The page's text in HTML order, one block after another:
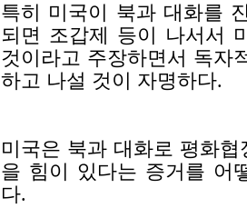
특히 미국이 북과 대화를
되면 조갑제 등이 나서서
것이라고 주장하면서 독자
하고 나설 것이 자명하다.
미국은 북과 대화로 평화
을 힘이 있다는 증거를 어
다.